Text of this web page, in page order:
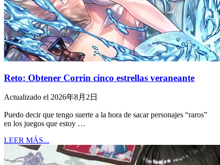
Reto: Obtener Corrin cinco estrellas veraneante
Actualizado el 2026年8月2日
Puedo decir que tengo suerte a la hora de sacar personajes “raros”
en los juegos que estoy …
LEER MÁS...